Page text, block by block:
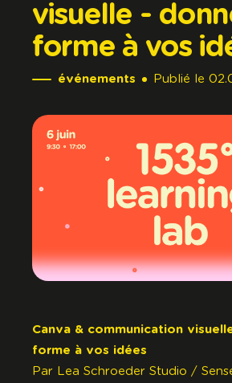
visuelle -
forme à vos
événements Publié le
Canva & communication
forme à vos idées
Par Lea Schroeder Studio /